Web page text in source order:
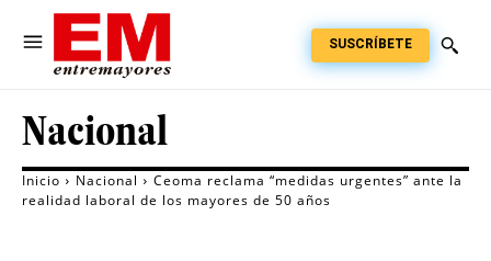
SUSCRÍBETE
Nacional
Inicio Nacional
Ceoma reclama “medidas urgentes” ante la
realidad laboral de los mayores de 50 años